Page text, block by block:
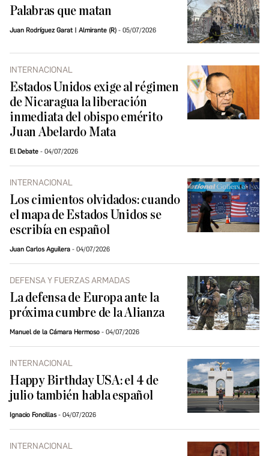
Palabras que matan
Juan Rodríguez Garat | Almirante (R) 05/07/2026
INTERNACIONAL
Estados Unidos exige al régimen
de Nicaragua la liberación
inmediata del obispo emérito
Juan Abelardo Mata
El Debate 04/07/2026
INTERNACIONAL
Los cimientos olvidados: cuando
el mapa de Estados Unidos se
escribía en español
Juan Carlos Aguilera 04/07/2026
DEFENSA Y FUERZAS ARMADAS
La defensa de Europa ante la
próxima cumbre de la Alianza
Manuel de la Cámara Hermoso 04/07/2026
INTERNACIONAL
Happy Birthday USA: el 4 de
julio también habla español
Ignacio Foncillas 04/07/2026
INTERNACIONAL